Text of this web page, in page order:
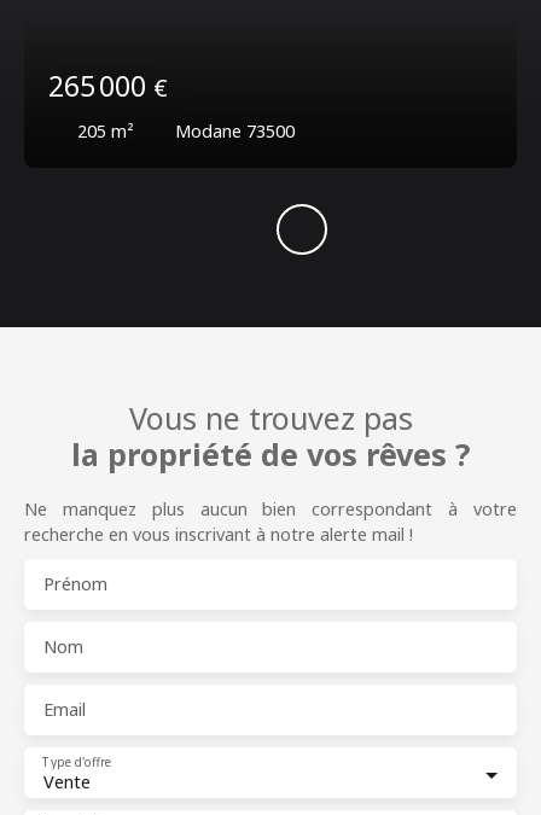
265 000 €
205 m² Modane 73500
Vous ne trouvez pas
la propriété de vos rêves ?
Ne manquez plus aucun bien correspondant à votre
recherche en vous inscrivant à notre alerte mail !
Prénom
Nom
Email
Vente
Type d'offre